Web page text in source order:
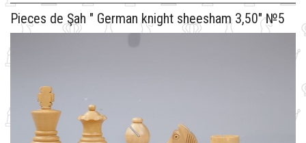
Pieces de Şah " German knight sheesham 3,50" №5